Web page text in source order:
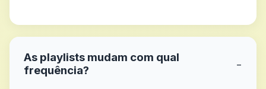
As playlists mudam com qual
frequência?
−